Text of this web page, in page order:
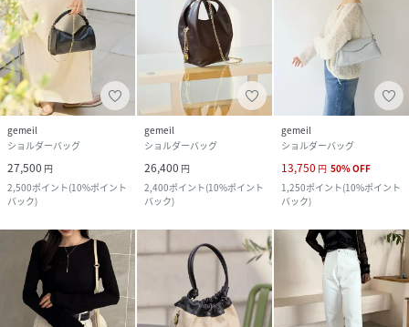
gemeil
ショルダーバッグ
27,500 円
2,500ポイント(10%ポイント
バック)
gemeil
ショルダーバッグ
26,400 円
2,400ポイント(10%ポイント
バック)
gemeil
ショルダーバッグ
13,750 円 50%OFF
1,250ポイント(10%ポイント
バック)